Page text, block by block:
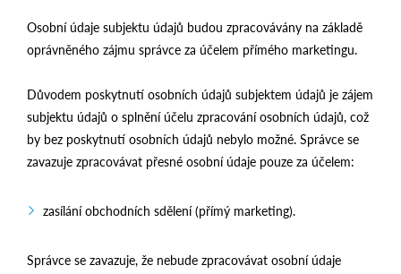
Osobní údaje subjektu údajů budou zpracovávány na základě
oprávněného zájmu správce za účelem přímého marketingu.
Důvodem poskytnutí osobních údajů subjektem údajů je zájem
subjektu údajů o splnění účelu zpracování osobních údajů, což
by bez poskytnutí osobních údajů nebylo možné. Správce se
zavazuje zpracovávat přesné osobní údaje pouze za účelem:
zasílání obchodních sdělení (přímý marketing).
Správce se zavazuje, že nebude zpracovávat osobní údaje